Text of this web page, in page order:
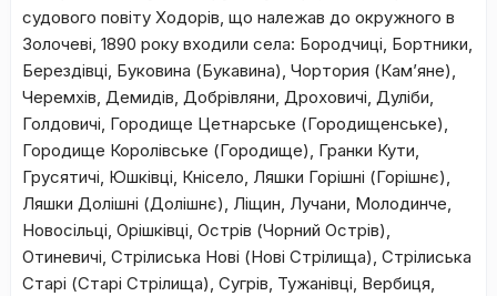
судового повіту Ходорів, що належав до окружного в
Золочеві, 1890 року входили села: Бородчиці, Бортники,
Берездівці, Буковина (Букавина), Чортория (Кам’яне),
Черемхів, Демидів, Добрівляни, Дроховичі, Дуліби,
Голдовичі, Городище Цетнарське (Городищенське),
Городище Королівське (Городище), Гранки Кути,
Грусятичі, Юшківці, Кнісело, Ляшки Горішні (Горішнє),
Ляшки Долішні (Долішнє), Ліщин, Лучани, Молодинче,
Новосільці, Орішківці, Острів (Чорний Острів),
Отиневичі, Стрілиська Нові (Нові Стрілища), Стрілиська
Старі (Старі Стрілища), Сугрів, Тужанівці, Вербиця,